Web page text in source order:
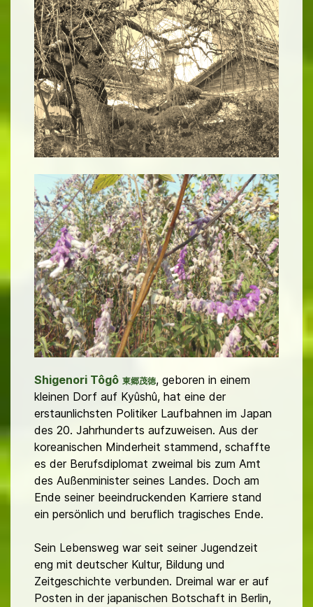
Shigenori Tôgô 東郷茂徳, geboren in einem
kleinen Dorf auf Kyûshû, hat eine der
erstaunlichsten Politiker Laufbahnen im Japan
des 20. Jahrhunderts aufzuweisen. Aus der
koreanischen Minderheit stammend, schaffte
es der Berufsdiplomat zweimal bis zum Amt
des Außenminister seines Landes. Doch am
Ende seiner beeindruckenden Karriere stand
ein persönlich und beruflich tragisches Ende.
Sein Lebensweg war seit seiner Jugendzeit
eng mit deutscher Kultur, Bildung und
Zeitgeschichte verbunden. Dreimal war er auf
Posten in der japanischen Botschaft in Berlin,